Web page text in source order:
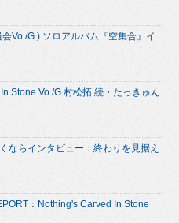
Vo./G.) ソロアルバム『空集合』イ
Stone Vo./G.村松拓 続・たっきゅん
ならインタビュー：終わりを見据え
：Nothing's Carved In Stone